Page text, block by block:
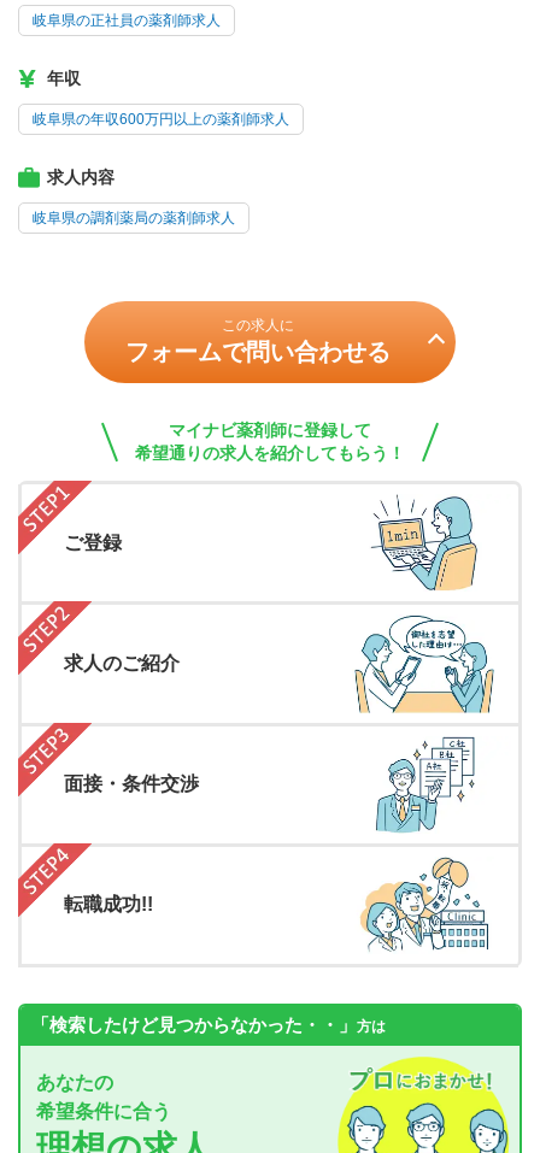
岐阜県の正社員の薬剤師求人
年収
岐阜県の年収600万円以上の薬剤師求人
求人内容
岐阜県の調剤薬局の薬剤師求人
この求人に
フォームで問い合わせる
マイナビ薬剤師に登録して
希望通りの求人を紹介してもらう！
ご登録
求人のご紹介
面接・条件交渉
転職成功!!
「検索したけど見つからなかった・・」 方は
あなたの
希望条件に合う